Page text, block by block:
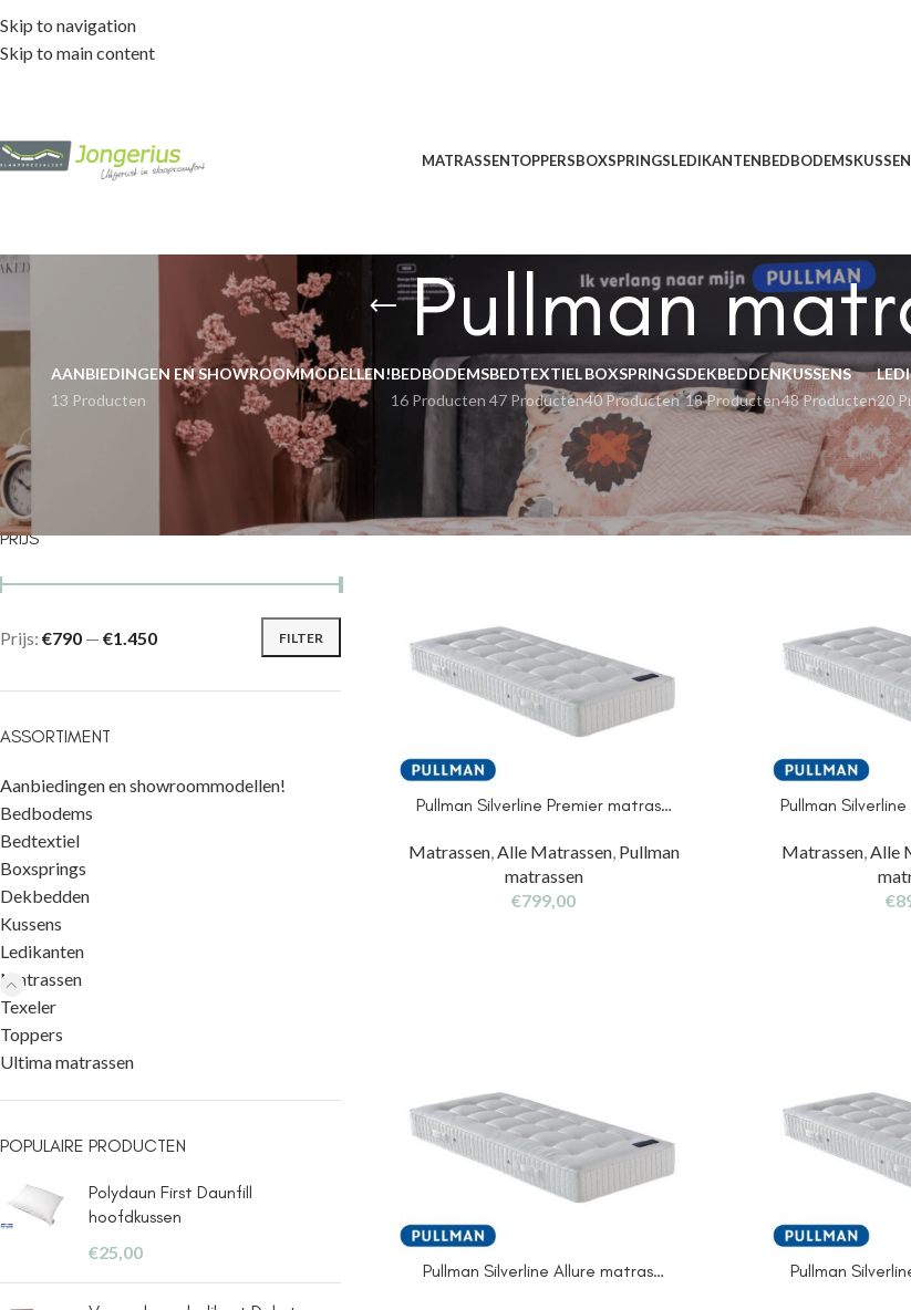
Skip to navigation
Skip to main content
MATRASSENTOPPERSBOXSPRINGSLEDIKANTENBEDBODEMS
Pullman
AANBIEDINGEN EN SHOWROOMMODELLEN!
13 Producten
BEDBODEMS
16 Producten
BEDTEXTIEL
47 Producten
BOXSPRINGS
40 Producten
DEKBEDDEN
18 Producten
KUSSENS
48 Producten20
PRIJS
FILTER
Prijs: €790 — €1.450
ASSORTIMENT
Aanbiedingen en showroommodellen!
Bedbodems
Bedtextiel
Boxsprings
Dekbedden
Kussens
Ledikanten
Matrassen
Texeler
Toppers
Ultima matrassen
POPULAIRE PRODUCTEN
Polydaun First Daunfill
hoofdkussen
€25,00
Matrassen Pullman matrassen
Pullman Silverline Premier matras…
Matrassen,Alle Matrassen, Pullman
matrassen
€799,00
Pullman
Matrassen,Alle
€
Pullman Silverline Allure matras… Pullman